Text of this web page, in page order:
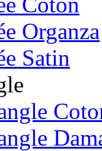
Organza
Satin